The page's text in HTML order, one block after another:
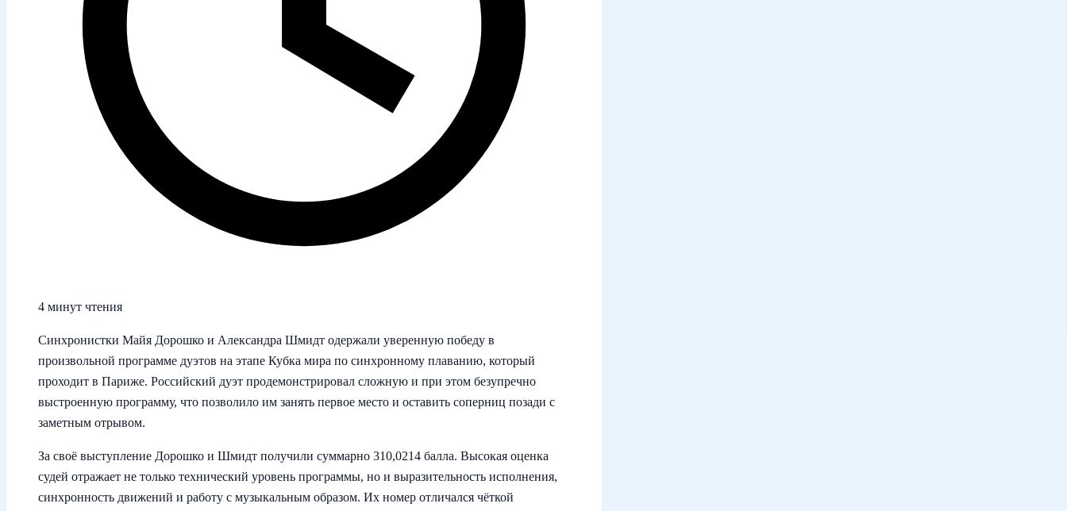
4 минут чтения
Синхронистки Майя Дорошко и Александра Шмидт одержали уверенную победу в
произвольной программе дуэтов на этапе Кубка мира по синхронному плаванию, который
проходит в Париже. Российский дуэт продемонстрировал сложную и при этом безупречно
выстроенную программу, что позволило им занять первое место и оставить соперниц позади с
заметным отрывом.
За своё выступление Дорошко и Шмидт получили суммарно 310,0214 балла. Высокая оценка
судей отражает не только технический уровень программы, но и выразительность исполнения,
синхронность движений и работу с музыкальным образом. Их номер отличался чёткой